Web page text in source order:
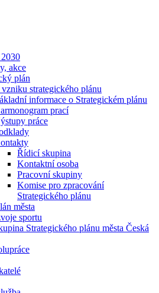
akce
plán
strategického plánu
informace o Strategickém plánu
prací
práce
Řídicí skupina
Kontaktní osoba
Pracovní skupiny
Komise pro zpracování
Strategického plánu
města
sportu
Strategického plánu města Česká